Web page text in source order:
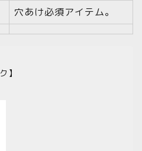
穴あけ必須アイテム。
】